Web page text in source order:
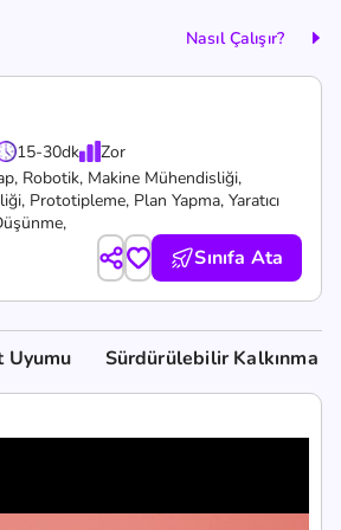
Nasıl Çalışır?
15-30dk
Zor
Robotik, Makine Mühendisliği,
Prototipleme, Plan Yapma, Yaratıcı
Sınıfa Ata
Uyumu Sürdürülebilir Kalkınma